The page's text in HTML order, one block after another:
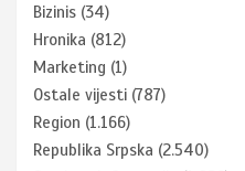
Bizinis (34)
Hronika (812)
Marketing (1)
Ostale vijesti (787)
Region (1.166)
Republika Srpska (2.540)